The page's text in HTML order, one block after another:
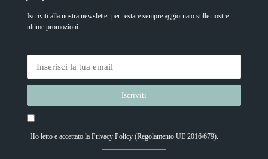
Iscriviti alla nostra newsletter per restare sempre aggiornato sulle nostre
ultime promozioni.
Ho letto e accettato la Privacy Policy(Regolamento UE 2016/679).
Alternative: